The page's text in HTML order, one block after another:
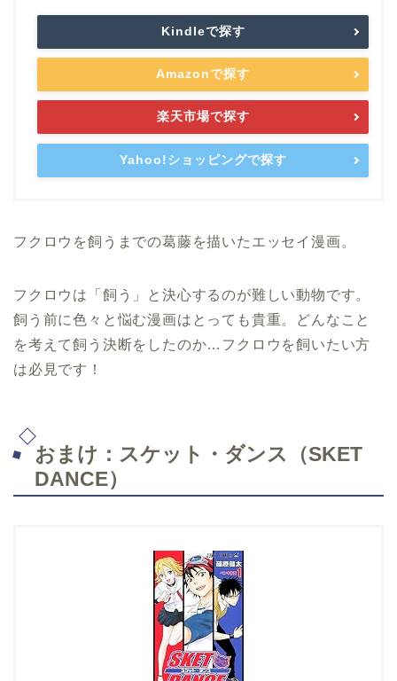
Kindleで探す
Amazonで探す
楽天市場で探す
Yahoo!ショッピングで探す
フクロウを飼うまでの葛藤を描いたエッセイ漫画。
フクロウは「飼う」と決心するのが難しい動物です。
飼う前に色々と悩む漫画はとっても貴重。どんなこと
を考えて飼う決断をしたのか…フクロウを飼いたい方
は必見です！
おまけ：スケット・ダンス（SKET
DANCE）